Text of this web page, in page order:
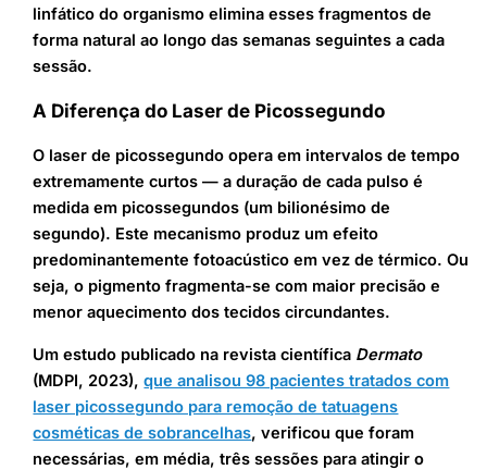
linfático do organismo elimina esses fragmentos de
forma natural ao longo das semanas seguintes a cada
sessão.
A Diferença do Laser de Picossegundo
O laser de picossegundo opera em intervalos de tempo
extremamente curtos — a duração de cada pulso é
medida em picossegundos (um bilionésimo de
segundo). Este mecanismo produz um efeito
predominantemente fotoacústico em vez de térmico. Ou
seja, o pigmento fragmenta-se com maior precisão e
menor aquecimento dos tecidos circundantes.
Um estudo publicado na revista científica Dermato
(MDPI, 2023),que analisou 98 pacientes tratados com
laser picossegundo para remoção de tatuagens
cosméticas de sobrancelhas, verificou que foram
necessárias, em média, três sessões para atingir o